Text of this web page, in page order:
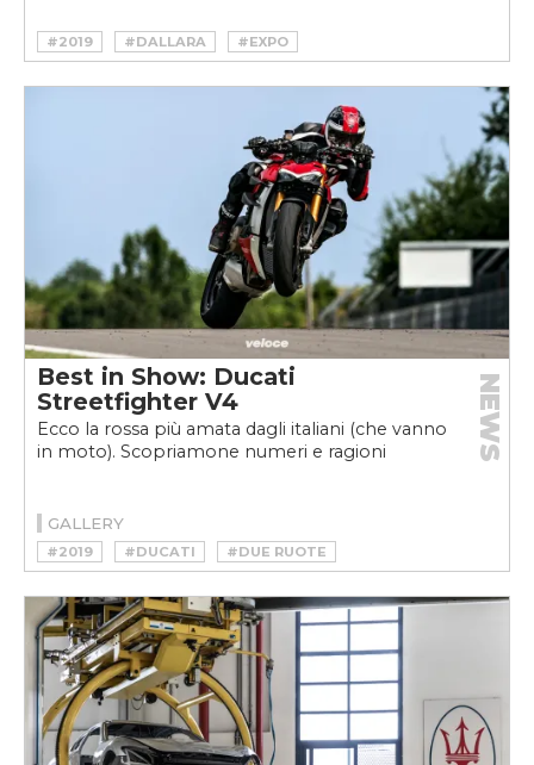
#2019 #DALLARA
#EXPO
#MILANO AUTOCLASSICA
#STRADALE
#TRIBUTO VELOCE
Best in Show: Ducati
Streetfighter V4
Ecco la rossa più amata dagli italiani (che vanno
in moto). Scopriamone numeri e ragioni
NEWS
GALLERY
#2019 #DUCATI
#DUE RUOTE
#EICMA
#MOTO
#NAKED
#STREETFIGHTER V4S